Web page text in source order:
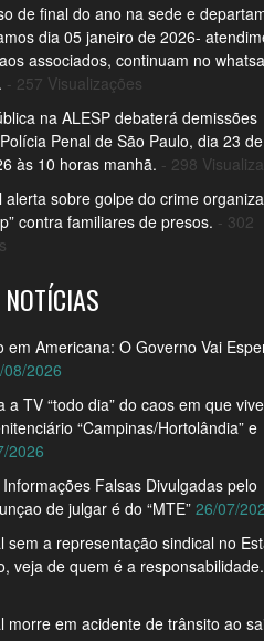
de final do ano na sede e
dia 05 janeiro de 2026-
associados, continuam no
- 257 Visualizações
na ALESP debaterá demissões
Penal de São Paulo, dia 23 de
às 10 horas manhã. - 298
alerta sobre golpe do crime
contra familiares de presos. - 302
em Americana: O Governo Vai
08/2026
a TV “todo dia” do caos em que
“Campinas/Hortolândia” e
2026
Falsas Divulgadas pelo
de julgar é do “MTE” 26/07/
sem a representação sindical no
veja de quem é a responsabilidade.
morre em acidente de trânsito ao